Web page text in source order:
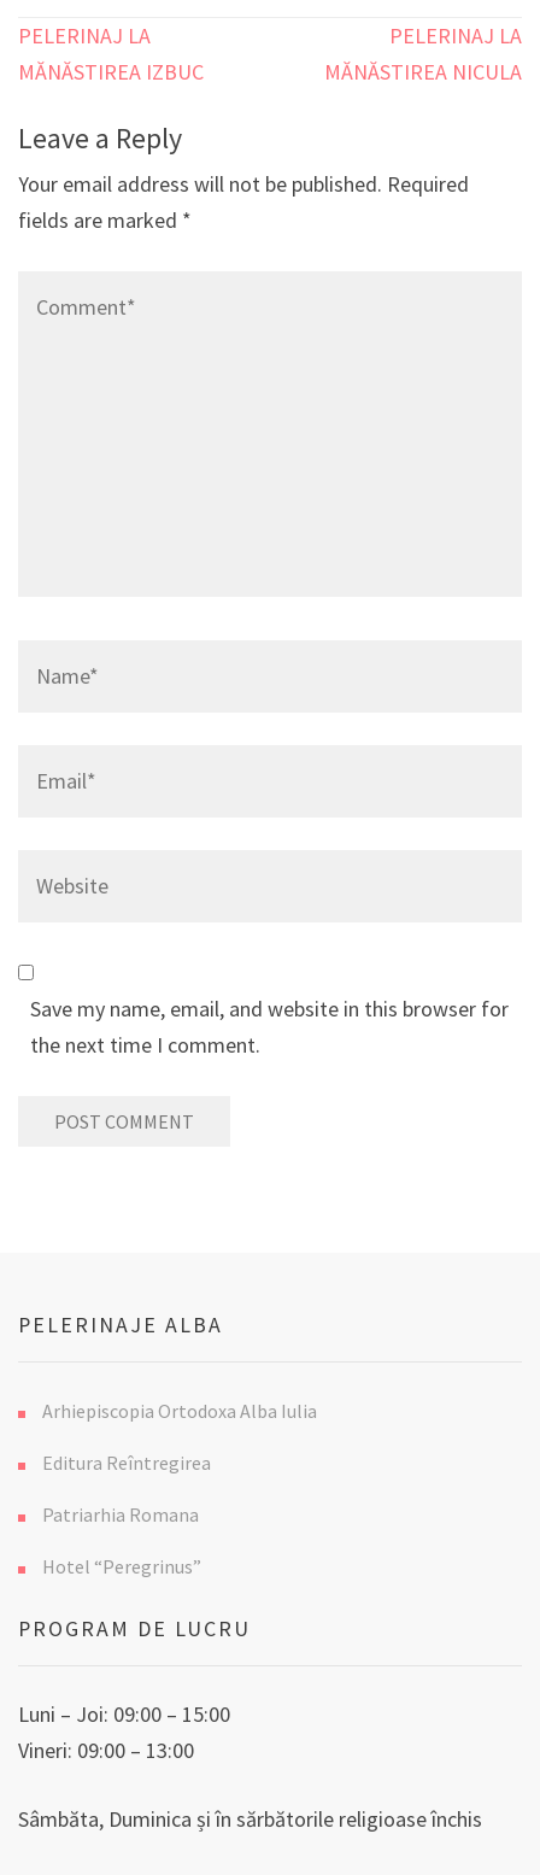
PELERINAJ LA
MĂNĂSTIREA IZBUC
PELERINAJ LA
MĂNĂSTIREA NICULA
Leave a Reply
Your email address will not be published. Required
fields are marked *
Save my name, email, and website in this browser for
the next time I comment.
PELERINAJE ALBA
Arhiepiscopia Ortodoxa Alba Iulia
Editura Reîntregirea
Patriarhia Romana
Hotel “Peregrinus”
PROGRAM DE LUCRU
Luni – Joi: 09:00 – 15:00
Vineri: 09:00 – 13:00
Sâmbăta, Duminica și în sărbătorile religioase închis